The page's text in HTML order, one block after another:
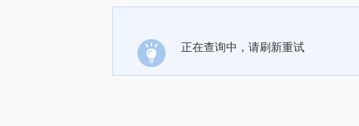
正在查询中，请刷新重试